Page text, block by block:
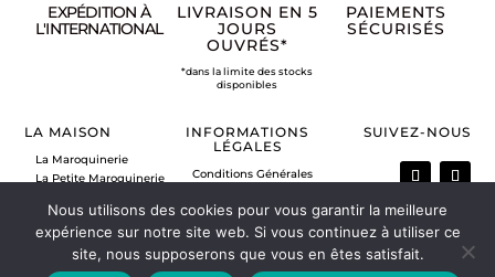
EXPÉDITION À
L'INTERNATIONAL
LIVRAISON EN 5
JOURS
OUVRÉS*
*dans la limite des stocks
disponibles
PAIEMENTS
SÉCURISÉS
LA MAISON
La Maroquinerie
La Petite Maroquinerie
Nous contacter
INFORMATIONS
LÉGALES
Conditions Générales
Mentions légales
Politique de retour
Vos commandes
Mon compte
SUIVEZ-NOUS
Nous utilisons des cookies pour vous garantir la meilleure
expérience sur notre site web. Si vous continuez à utiliser ce
site, nous supposerons que vous en êtes satisfait.